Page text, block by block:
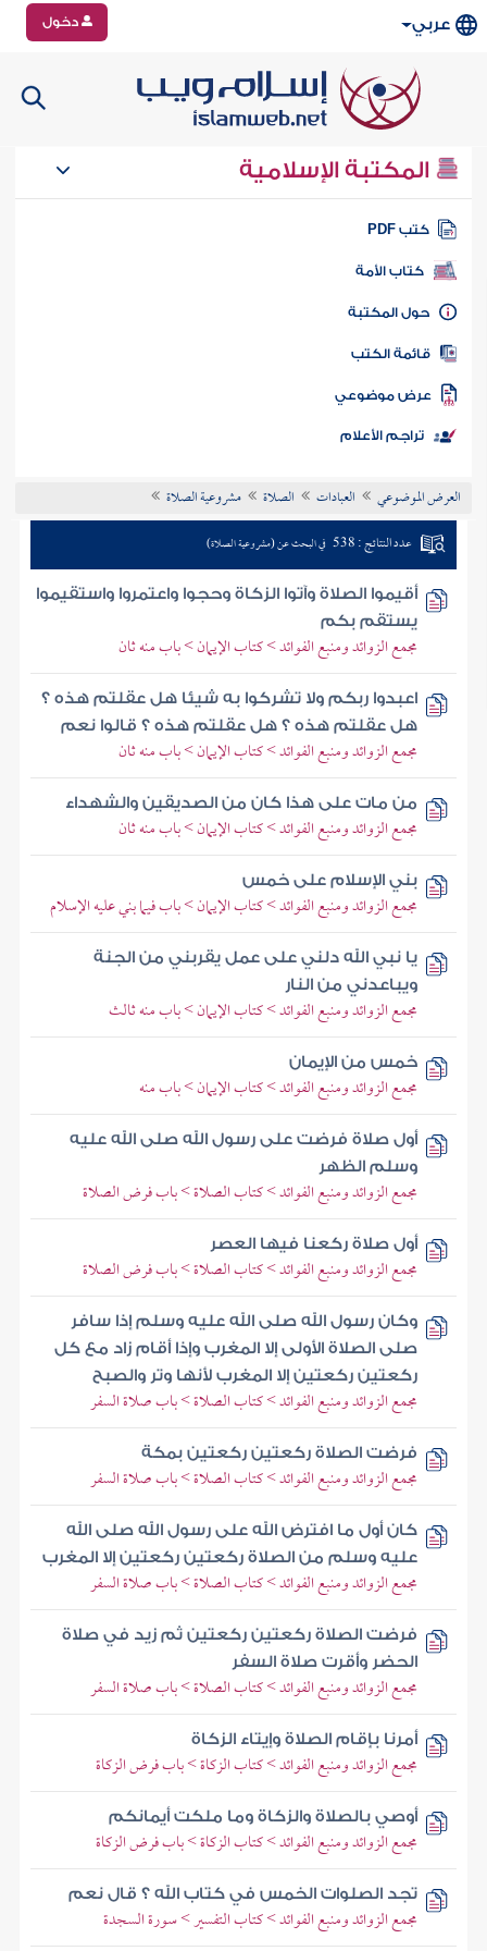
عربي دخول
المكتبة الإسلامية
كتب PDF
كتاب الأمة
المكتبة
الكتب
موضوعي
تراجم الأعلام
العرض الموضوعي العبادات الصلاة مشروعية الصلاة
عدد النتائج : 538 في البحث عن (مشروعية الصلاة)
أقيموا الصلاة وآتوا الزكاة وحجوا واعتمروا واستقيموا
يستقم بكم
مجمع الزوائد ومنبع الفوائد > كتاب الإيمان > باب منه ثان
اعبدوا ربكم ولا تشركوا به شيئا هل عقلتم هذه ؟
هل عقلتم هذه ؟ هل عقلتم هذه ؟ قالوا نعم
مجمع الزوائد ومنبع الفوائد > كتاب الإيمان > باب منه ثان
من مات على هذا كان من الصديقين والشهداء
مجمع الزوائد ومنبع الفوائد > كتاب الإيمان > باب منه ثان
بني الإسلام على خمس
مجمع الزوائد ومنبع الفوائد > كتاب الإيمان > باب فيما بني عليه الإسلام
يا نبي الله دلني على عمل يقربني من الجنة
ويباعدني من النار
مجمع الزوائد ومنبع الفوائد > كتاب الإيمان > باب منه ثالث
خمس من الإيمان
مجمع الزوائد ومنبع الفوائد > كتاب الإيمان > باب منه
أول صلاة فرضت على رسول الله صلى الله عليه
وسلم الظهر
مجمع الزوائد ومنبع الفوائد > كتاب الصلاة > باب فرض الصلاة
أول صلاة ركعنا فيها العصر
مجمع الزوائد ومنبع الفوائد > كتاب الصلاة > باب فرض الصلاة
وكان رسول الله صلى الله عليه وسلم إذا سافر
صلى الصلاة الأولى إلا المغرب وإذا أقام زاد مع كل
ركعتين ركعتين إلا المغرب لأنها وتر والصبح
مجمع الزوائد ومنبع الفوائد > كتاب الصلاة > باب صلاة السفر
فرضت الصلاة ركعتين ركعتين بمكة
مجمع الزوائد ومنبع الفوائد > كتاب الصلاة > باب صلاة السفر
كان أول ما افترض الله على رسول الله صلى الله
عليه وسلم من الصلاة ركعتين ركعتين إلا المغرب
مجمع الزوائد ومنبع الفوائد > كتاب الصلاة > باب صلاة السفر
فرضت الصلاة ركعتين ركعتين ثم زيد في صلاة
الحضر وأقرت صلاة السفر
مجمع الزوائد ومنبع الفوائد > كتاب الصلاة > باب صلاة السفر
أمرنا بإقام الصلاة وإيتاء الزكاة
مجمع الزوائد ومنبع الفوائد > كتاب الزكاة > باب فرض الزكاة
أوصي بالصلاة والزكاة وما ملكت أيمانكم
مجمع الزوائد ومنبع الفوائد > كتاب الزكاة > باب فرض الزكاة
تجد الصلوات الخمس في كتاب الله ؟ قال نعم
مجمع الزوائد ومنبع الفوائد > كتاب التفسير > سورة السجدة